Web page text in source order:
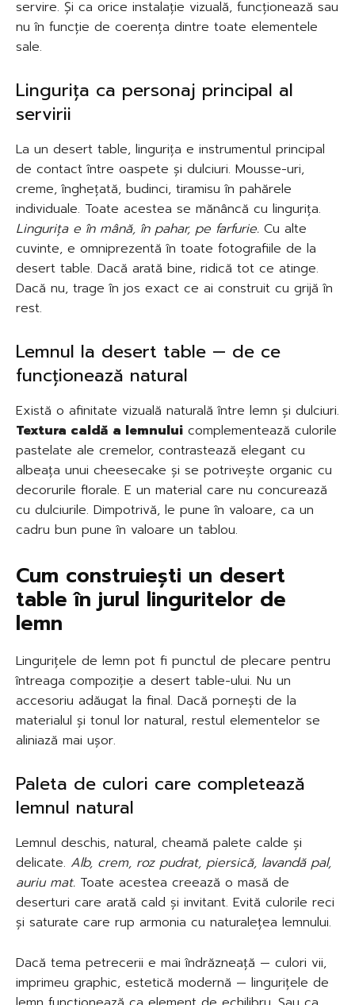
servire. Și ca orice instalație vizuală, funcționează sau
nu în funcție de coerența dintre toate elementele
sale.
Lingurița ca personaj principal al
servirii
La un desert table, lingurița e instrumentul principal
de contact între oaspete și dulciuri. Mousse-uri,
creme, înghețată, budinci, tiramisu în pahărele
individuale. Toate acestea se mănâncă cu lingurița.
Lingurița e în mână, în pahar, pe farfurie. Cu alte
cuvinte, e omniprezentă în toate fotografiile de la
desert table. Dacă arată bine, ridică tot ce atinge.
Dacă nu, trage în jos exact ce ai construit cu grijă în
rest.
Lemnul la desert table — de ce
funcționează natural
Există o afinitate vizuală naturală între lemn și dulciuri.
Textura caldă a lemnului complementează culorile
pastelate ale cremelor, contrastează elegant cu
albeața unui cheesecake și se potrivește organic cu
decorurile florale. E un material care nu concurează
cu dulciurile. Dimpotrivă, le pune în valoare, ca un
cadru bun pune în valoare un tablou.
Cum construiești un desert
table în jurul linguritelor de
lemn
Lingurițele de lemn pot fi punctul de plecare pentru
întreaga compoziție a desert table-ului. Nu un
accesoriu adăugat la final. Dacă pornești de la
materialul și tonul lor natural, restul elementelor se
aliniază mai ușor.
Paleta de culori care completează
lemnul natural
Lemnul deschis, natural, cheamă palete calde și
delicate. Alb, crem, roz pudrat, piersică, lavandă pal,
auriu mat. Toate acestea creează o masă de
deserturi care arată cald și invitant. Evită culorile reci
și saturate care rup armonia cu naturalețea lemnului.
Dacă tema petrecerii e mai îndrăzneață — culori vii,
imprimeu graphic, estetică modernă — lingurițele de